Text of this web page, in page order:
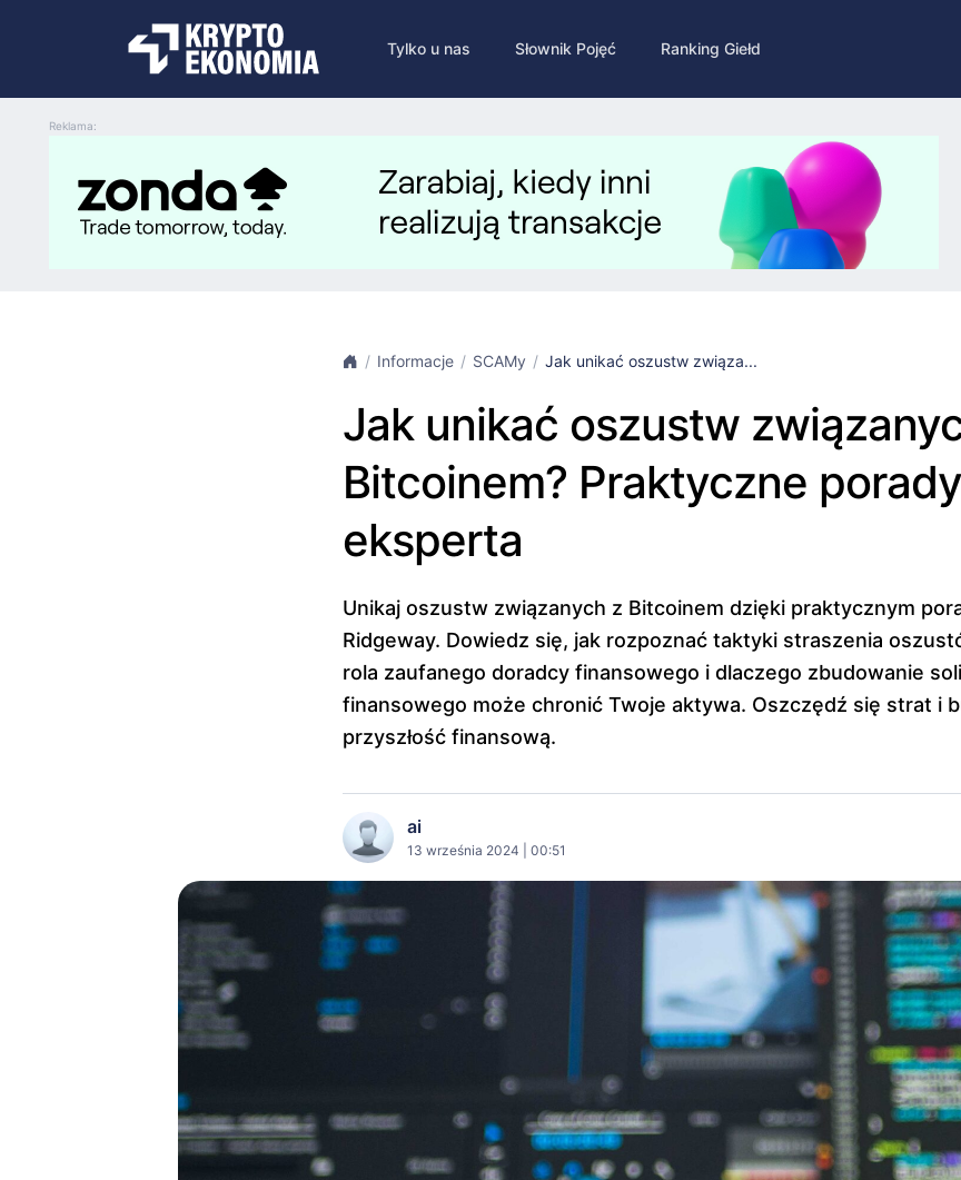
Tylko u nas Słownik Pojęć Ranking Giełd
Reklama:
Informacje SCAMy Jak unikać oszustw związa...
Jak unikać oszustw
Bitcoinem? Praktyczne porady
eksperta
Unikaj oszustw związanych z Bitcoinem dzięki praktycznym
Ridgeway. Dowiedz się, jak rozpoznać taktyki straszenia
rola zaufanego doradcy finansowego i dlaczego zbudowanie
finansowego może chronić Twoje aktywa. Oszczędź się strat i
przyszłość finansową.
ai
13 września 2024 | 00:51